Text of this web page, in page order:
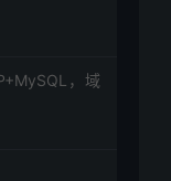
，域